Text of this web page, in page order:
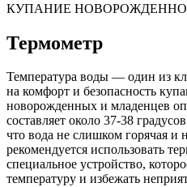
КУПАНИЕ
Термометр
Температура воды — один из
на комфорт и безопасность
новорожденных и младенцев
составляет около 37-38
что вода не слишком горячая и
рекомендуется использовать
специальное устройство,
температуру и избежать